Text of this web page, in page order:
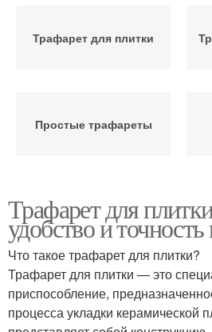
Трафарет для плитки
Простые трафареты
Трафарет для
удобство и
Что такое трафарет для плитки?
Трафарет для плитки — это
приспособление,
процесса укладки керамической